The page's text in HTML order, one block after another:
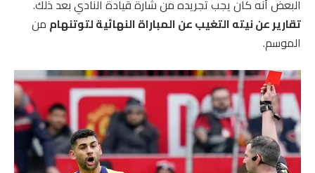
البعض أنه كان يجب تجريده من شارة قيادة النادي بعد ذلك.
تقارير عن نيته التغيب عن المباراة النهائية لتوتنهام من
الموسم.